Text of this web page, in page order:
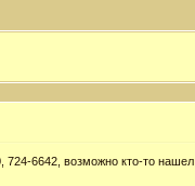
724-6642, возможно кто-то нашел